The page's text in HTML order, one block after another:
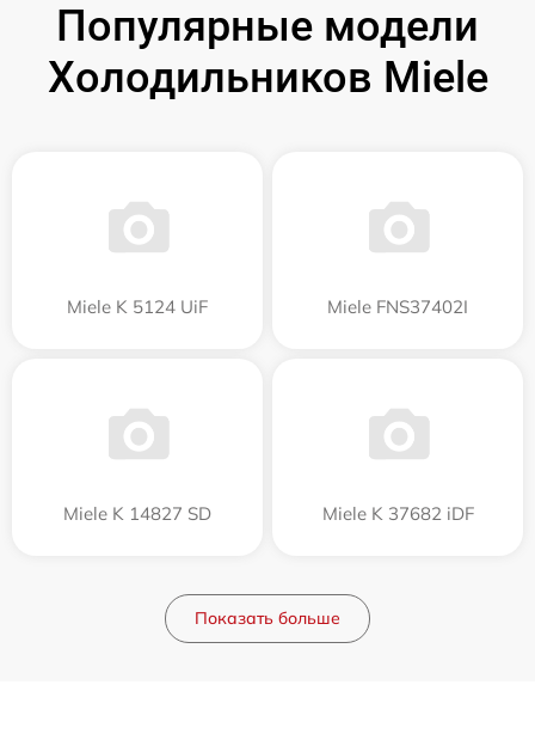
Популярные модели
Холодильников Miele
Miele K 5124 UiF Miele FNS37402I
Miele K 14827 SD Miele K 37682 iDF
Показать больше